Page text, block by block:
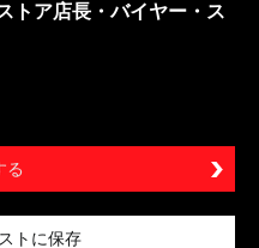
トア店長・バイヤー・ス
る
トに保存